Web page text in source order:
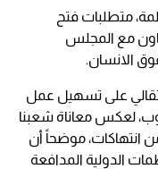
متطلبات فتح
مع المجلس
الانسان.
على تسهيل عمل
لعكس معاناة شعبنا
انتهاكات، موضحاً أن
الدولية المدافعة